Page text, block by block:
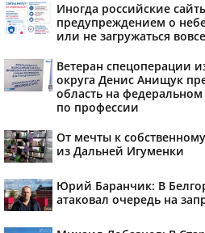
Иногда российские
предупреждением о
или не загружаться вовсе
Ветеран спецоперации
округа Денис Анищук
область на
по профессии
От мечты к
из Дальней Игуменки
Юрий Баранчик: В
атаковал очередь на